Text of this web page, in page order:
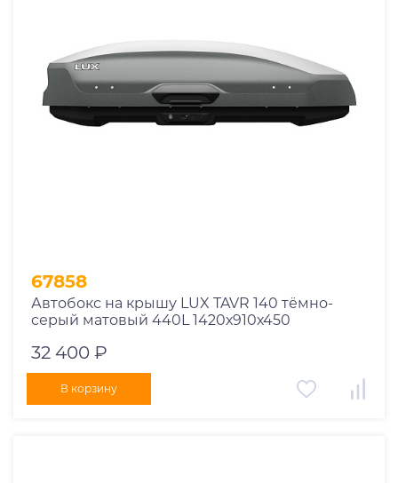
67858
Автобокс на крышу LUX TAVR 140 тёмно-
серый матовый 440L 1420х910х450
32 400 ₽
В корзину